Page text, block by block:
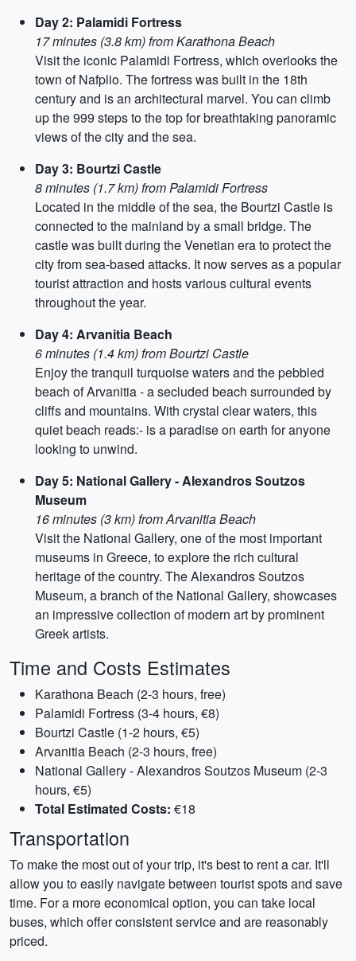
Day 2: Palamidi Fortress
17 minutes (3.8 km) from Karathona Beach
Visit the iconic Palamidi Fortress, which overlooks the
town of Nafplio. The fortress was built in the 18th
century and is an architectural marvel. You can climb
up the 999 steps to the top for breathtaking panoramic
views of the city and the sea.
Day 3: Bourtzi Castle
8 minutes (1.7 km) from Palamidi Fortress
Located in the middle of the sea, the Bourtzi Castle is
connected to the mainland by a small bridge. The
castle was built during the Venetian era to protect the
city from sea-based attacks. It now serves as a popular
tourist attraction and hosts various cultural events
throughout the year.
Day 4: Arvanitia Beach
6 minutes (1.4 km) from Bourtzi Castle
Enjoy the tranquil turquoise waters and the pebbled
beach of Arvanitia - a secluded beach surrounded by
cliffs and mountains. With crystal clear waters, this
quiet beach reads:- is a paradise on earth for anyone
looking to unwind.
Day 5: National Gallery - Alexandros Soutzos
Museum
16 minutes (3 km) from Arvanitia Beach
Visit the National Gallery, one of the most important
museums in Greece, to explore the rich cultural
heritage of the country. The Alexandros Soutzos
Museum, a branch of the National Gallery, showcases
an impressive collection of modern art by prominent
Greek artists.
Time and Costs Estimates
Karathona Beach (2-3 hours, free)
Palamidi Fortress (3-4 hours, €8)
Bourtzi Castle (1-2 hours, €5)
Arvanitia Beach (2-3 hours, free)
National Gallery - Alexandros Soutzos Museum (2-3
hours, €5)
Total Estimated Costs: €18
Transportation
To make the most out of your trip, it's best to rent a car. It'll
allow you to easily navigate between tourist spots and save
time. For a more economical option, you can take local
buses, which offer consistent service and are reasonably
priced.